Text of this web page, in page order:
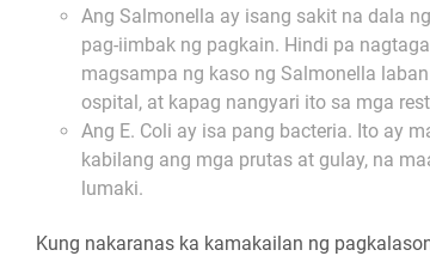
Ang Salmonella ay isang sakit na dala
pag-iimbak ng pagkain. Hindi pa
magsampa ng kaso ng Salmonella
ospital, at kapag nangyari ito sa mga
Ang E. Coli ay isa pang bacteria. Ito ay
kabilang ang mga prutas at gulay, na
lumaki.
Kung nakaranas ka kamakailan ng